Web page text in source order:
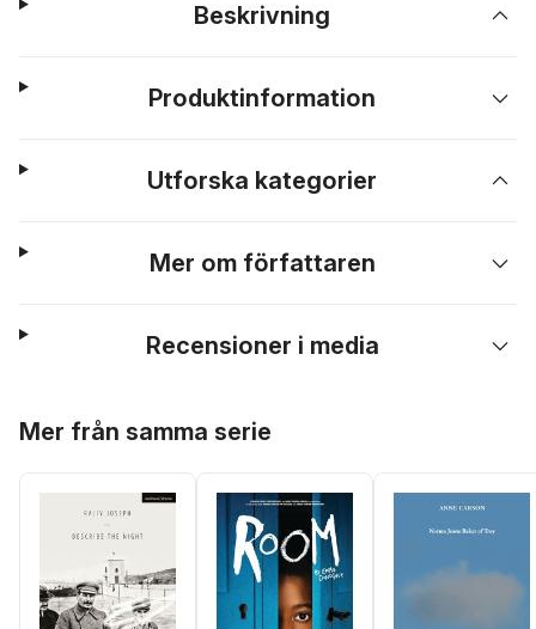
Beskrivning
Produktinformation
Utforska kategorier
Mer om författaren
Recensioner i media
Mer från samma serie